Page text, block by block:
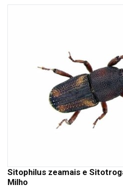
Sitophilus zeamais e
Milho